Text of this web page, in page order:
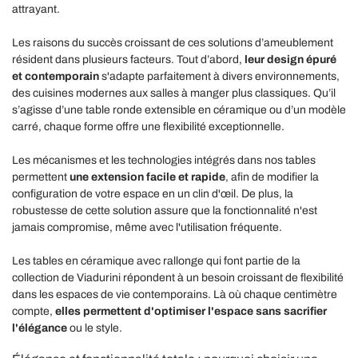
attrayant.
Les raisons du succès croissant de ces solutions d’ameublement
résident dans plusieurs facteurs. Tout d’abord, leur design épuré
et contemporain s'adapte parfaitement à divers environnements,
des cuisines modernes aux salles à manger plus classiques. Qu’il
s’agisse d’une table ronde extensible en céramique ou d’un modèle
carré, chaque forme offre une flexibilité exceptionnelle.
Les mécanismes et les technologies intégrés dans nos tables
permettent une extension facile et rapide, afin de modifier la
configuration de votre espace en un clin d'œil. De plus, la
robustesse de cette solution assure que la fonctionnalité n'est
jamais compromise, même avec l'utilisation fréquente.
Les tables en céramique avec rallonge qui font partie de la
collection de Viadurini répondent à un besoin croissant de flexibilité
dans les espaces de vie contemporains. Là où chaque centimètre
compte, elles permettent d'optimiser l'espace sans sacrifier
l'élégance ou le style.